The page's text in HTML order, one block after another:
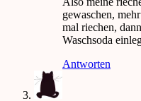
gewaschen,
mal riechen,
Waschsoda
Antworten